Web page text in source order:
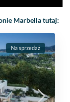
Marbella tutaj:
Na sprzedaż